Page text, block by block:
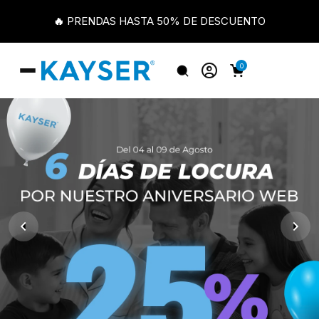
🔥 PRENDAS HASTA 50% DE DESCUENTO
0